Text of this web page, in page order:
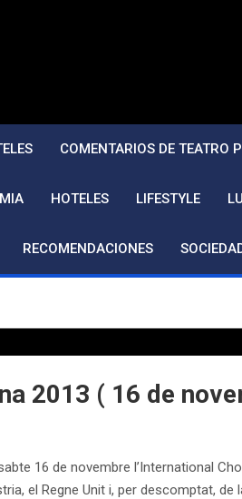
COMENTARIOS DE TEATRO
HOTELES LIFESTYLE
RECOMENDACIONES
2013 ( 16 de
16 de novembre l’International
el Regne Unit i, per descomptat, de